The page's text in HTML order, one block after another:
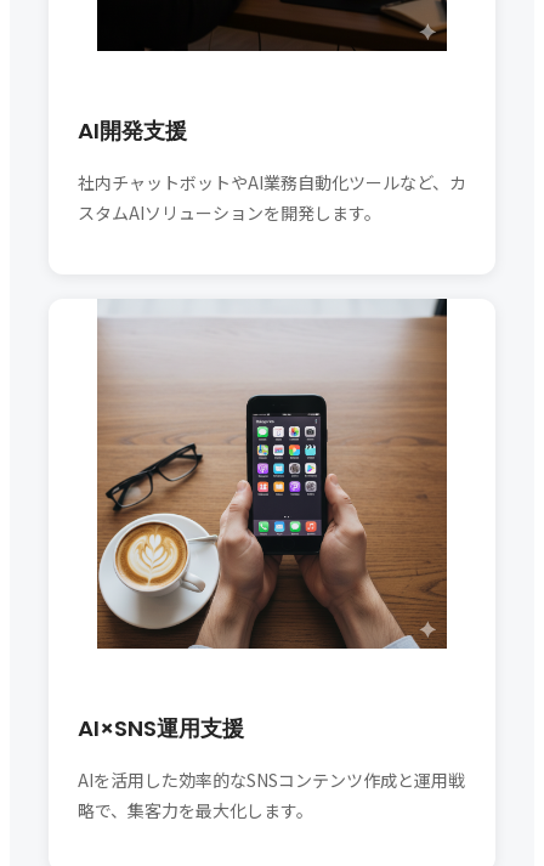
AI開発支援
社内チャットボットやAI業務自動化ツールなど、カ
スタムAIソリューションを開発します。
AI×SNS運用支援
AIを活用した効率的なSNSコンテンツ作成と運用戦
略で、集客力を最大化します。